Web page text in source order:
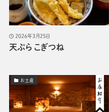
天ぷら こぎつね
2026年3月25日
お土産